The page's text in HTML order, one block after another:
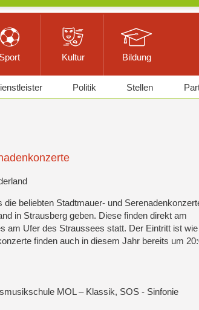
Sport Kultur Bildung
Politik Stellen
beliebten Stadtmauer- und
in Strausberg geben. Diese finden direkt am
am Ufer des Straussees statt. Der Eintritt ist wie
finden auch in diesem Jahr bereits um
MOL – Klassik, SOS - Sinfonie